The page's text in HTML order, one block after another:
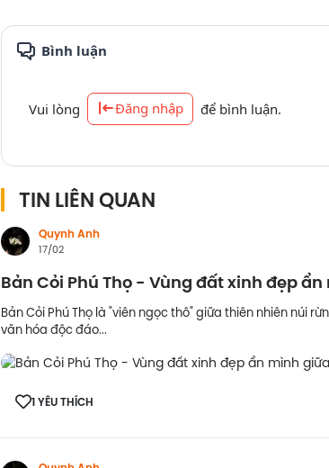
Bình luận
Vui lòng Đăng nhập để bình luận.
TIN LIÊN QUAN
Quynh Anh
17/02
Bản Cỏi Phú Thọ - Vùng đất xinh đẹp
Bản Cỏi Phú Thọ là "viên ngọc thô" giữa thiên nhiên núi
văn hóa độc đáo...
1 YÊU THÍCH